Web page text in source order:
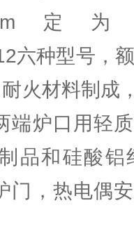
定为
六种型号，
火材料制成
端炉口用轻
品和硅酸
门，热电偶